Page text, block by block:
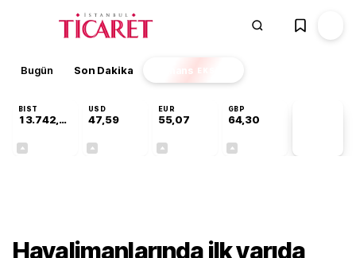
Bugün Son Dakika Finans EKSTRA
BIST
13.742,64
USD
47,59
EUR
55,07
GBP
64,30
Havalimanlarında ilk yarıda